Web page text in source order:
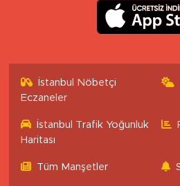
İstanbul Nöbetçi
Eczaneler
İstanbul Trafik Yoğunluk
Haritası
Tüm Manşetler